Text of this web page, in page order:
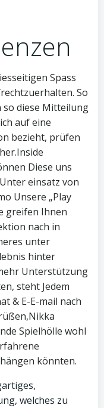
Spass
So
so diese Mitteilung
auf eine
bezieht, prüfen
Diese uns
einsatz von
Unsere „Play
greifen Ihnen
nach in
unter
hinter
Unterstützung
steht Jedem
& E-E-mail nach
Spielhölle wohl
könnten.
welches zu